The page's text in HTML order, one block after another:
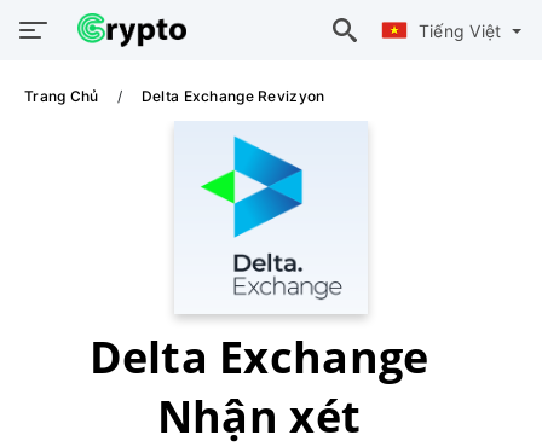
Tiếng Việt
Trang Chủ Delta Exchange Revizyon
Delta Exchange
Nhận xét